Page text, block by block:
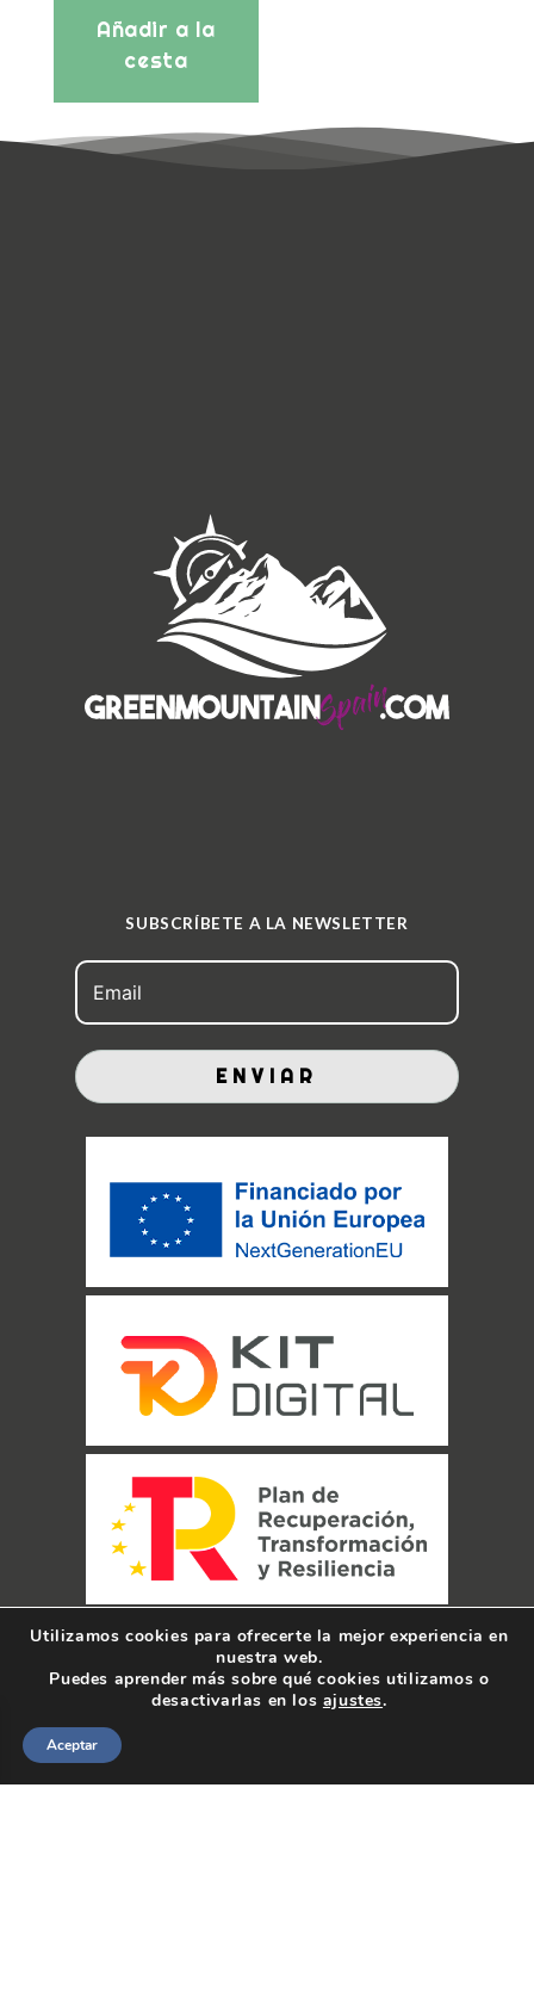
Spanish
Añadir a la
cesta
SUBSCRÍBETE A LA NEWSLETTER
Utilizamos cookies para ofrecerte la mejor experiencia en
nuestra web.
Puedes aprender más sobre qué cookies utilizamos o
desactivarlas en los ajustes.
Aceptar